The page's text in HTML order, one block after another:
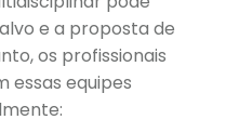
e a proposta de
os profissionais
essas equipes